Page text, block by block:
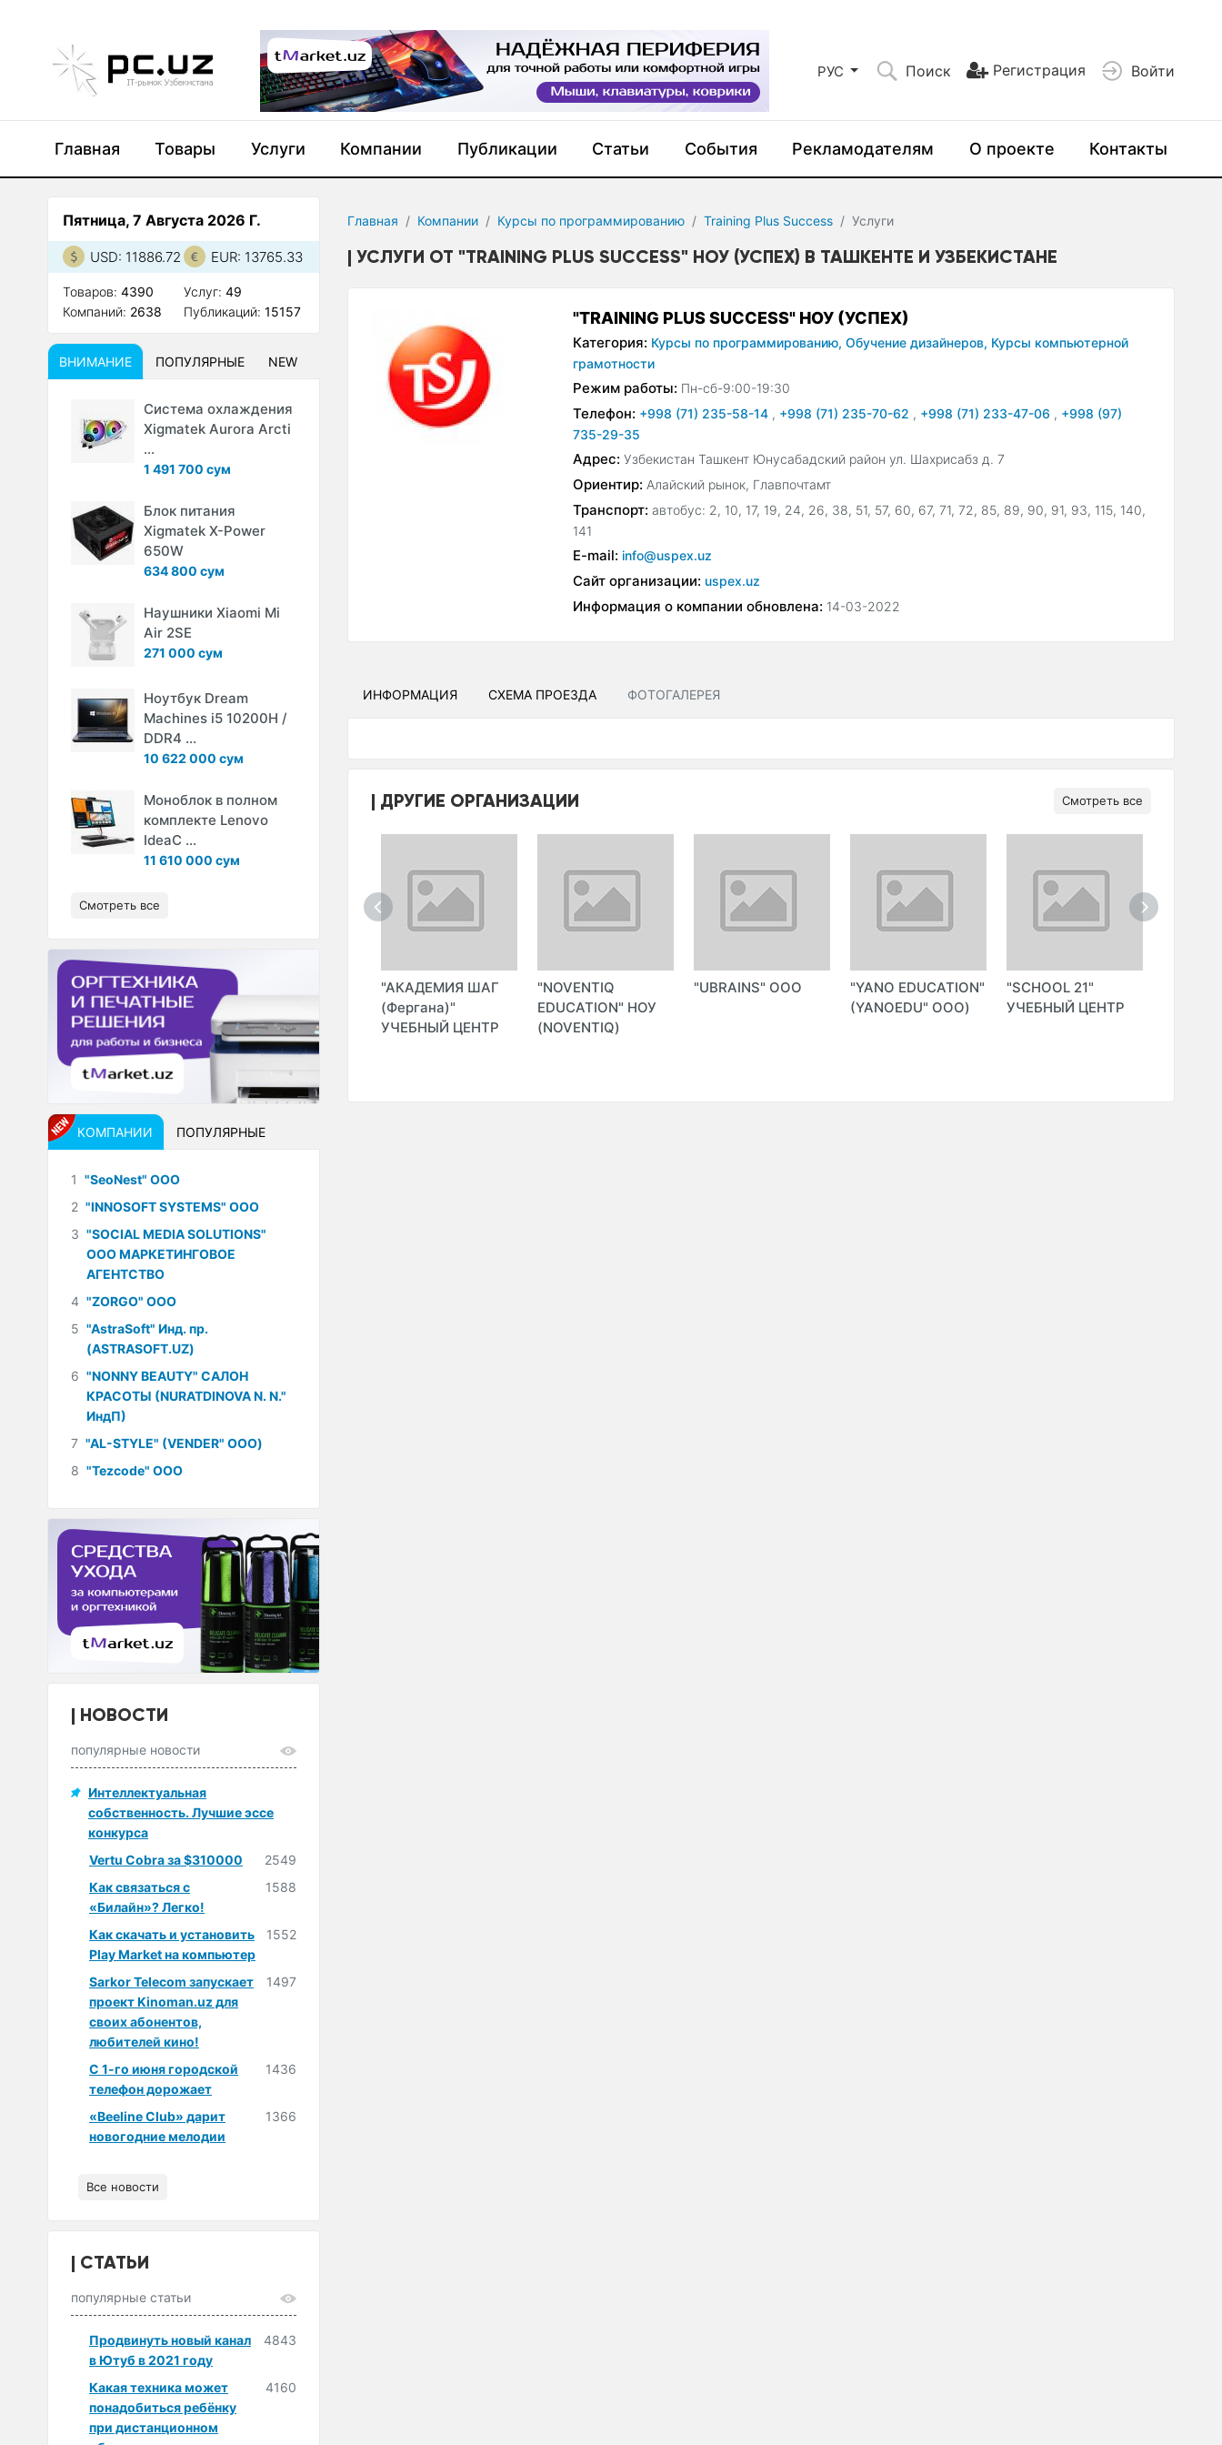
РУС Поиск Регистрация Войти
Главная Товары Услуги Компании Публикации Статьи События Рекламодателям О проекте Контакты
Главная Компании Курсы по программированию Training Plus Success Услуги
УСЛУГИ ОТ "TRAINING PLUS SUCCESS" НОУ (УСПЕХ) В ТАШКЕНТЕ И УЗБЕКИСТАНЕ
"TRAINING PLUS SUCCESS" НОУ (УСПЕХ)
Категория: Курсы по программированию, Обучение дизайнеров, Курсы компьютерной
грамотности
Режим работы: Пн-сб-9:00-19:30
Телефон: +998 (71) 235-58-14 , +998 (71) 235-70-62 , +998 (71) 233-47-06 , +998 (97)
735-29-35
Адрес: Узбекистан Ташкент Юнусабадский район ул. Шахрисабз д. 7
Ориентир: Алайский рынок, Главпочтамт
Транспорт: автобус: 2, 10, 17, 19, 24, 26, 38, 51, 57, 60, 67, 71, 72, 85, 89, 90, 91, 93, 115, 140,
141
E-mail: info@uspex.uz
Сайт организации: uspex.uz
Информация о компании обновлена: 14-03-2022
ИНФОРМАЦИЯ СХЕМА ПРОЕЗДА ФОТОГАЛЕРЕЯ
ДРУГИЕ ОРГАНИЗАЦИИ Смотреть все
"CODDYCAMP -
НОВЗА,
ЧИЛАНЗАР" IT-
АКАДЕМИЯ
"CODDYCAMP -
АКАДЕМИЯ
"АКАДЕМИЯ ШАГ
(Фергана)"
УЧЕБНЫЙ ЦЕНТР
"NOVENTIQ
EDUCATION" НОУ
(NOVENTIQ)
"UBRAINS" ООО
"YANO EDUCATION"
(YANOEDU" ООО)
"SCHOOL 21"
УЧЕБНЫЙ ЦЕНТР
Пятница, 7 Августа 2026 Г.
USD: 11886.72 EUR: 13765.33
Товаров: 4390
Компаний: 2638
Услуг:49
Публикаций:15157
ВНИМАНИЕ ПОПУЛЯРНЫЕ NEW
Система охлаждения
Xigmatek Aurora Arcti
...
1 491 700 сум
Блок питания
Xigmatek X-Power
650W
634 800 сум
Наушники Xiaomi Mi
Air 2SE
271 000 сум
Ноутбук Dream
Machines i5 10200H /
DDR4 ...
10 622 000 сум
Моноблок в полном
комплекте Lenovo
IdeaC ...
11 610 000 сум
Смотреть все
КОМПАНИИ ПОПУЛЯРНЫЕ
1 "SeoNest" ООО
2 "INNOSOFT SYSTEMS" ООО
3 "SOCIAL MEDIA SOLUTIONS"
ООО МАРКЕТИНГОВОЕ
АГЕНТСТВО
4 "ZORGO" ООО
5 "AstraSoft" Инд. пр.
(ASTRASOFT.UZ)
6 "NONNY BEAUTY" САЛОН
КРАСОТЫ (NURATDINOVA N. N."
ИндП)
7 "AL-STYLE" (VENDER" ООО)
8 "Tezcode" ООО
НОВОСТИ
популярные новости
Интеллектуальная
собственность. Лучшие эссе
конкурса
Vertu Cobra за $310000
2549
Как связаться с
«Билайн»? Легко!
1588
Как скачать и установить
Play Market на компьютер
1552
Sarkor Telecom запускает
проект Kinoman.uz для
своих абонентов,
любителей кино!
1497
С 1-го июня городской
телефон дорожает
1436
«Beeline Club» дарит
новогодние мелодии
1366
Все новости
СТАТЬИ
популярные статьи
Продвинуть новый канал
в Ютуб в 2021 году
4843
Какая техника может
понадобиться ребёнку
при дистанционном
4160